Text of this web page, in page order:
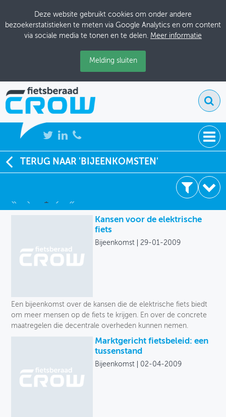
Deze website gebruikt cookies om onder andere
bezoekerstatistieken te meten via Google Analytics en om content
via sociale media te tonen en te delen. Meer informatie
Melding sluiten
NIEUWS
KENNISBANK
OVER FIETSBERAAD
THEMASITES
GEBRUIKER
TERUG NAAR 'BIJEENKOMSTEN'
2009
9 resultaten
1
Kansen voor de elektrische
fiets
Bijeenkomst 29-01-2009
Een bijeenkomst over de kansen die de elektrische fiets biedt
om meer mensen op de fiets te krijgen. En over de concrete
maatregelen die decentrale overheden kunnen nemen.
Marktgericht fietsbeleid: een
tussenstand
Bijeenkomst 02-04-2009